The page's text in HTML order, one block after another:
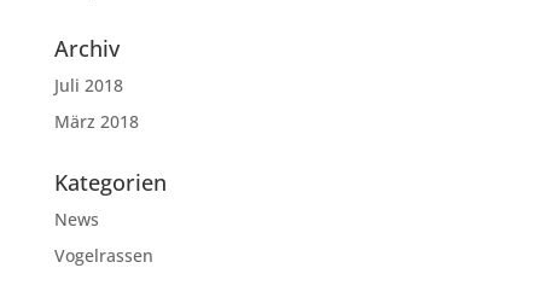
Archiv
Juli 2018
März 2018
Kategorien
News
Vogelrassen